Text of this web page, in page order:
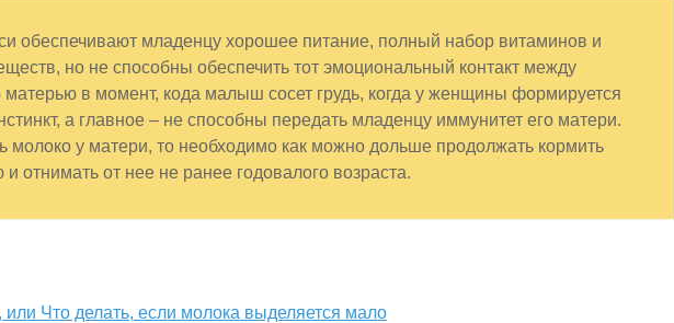
обеспечивают младенцу хорошее питание, полный набор витаминов и
но не способны обеспечить тот эмоциональный контакт между
матерью в момент, кода малыш сосет грудь, когда у женщины формируется
а главное – не способны передать младенцу иммунитет его матери.
молоко у матери, то необходимо как можно дольше продолжать кормить
и отнимать от нее не ранее годовалого возраста.
или Что делать, если молока выделяется мало